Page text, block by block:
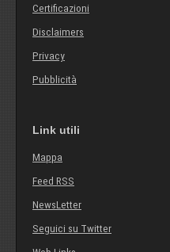
Certificazioni
Disclaimers
Privacy
Pubblicità
Link utili
Mappa
Feed RSS
NewsLetter
Seguici su Twitter